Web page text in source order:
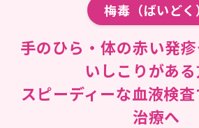
梅毒（ばいどく
手のひら・体の赤い発
いしこりがあ
スピーディーな血液検査
治療へ